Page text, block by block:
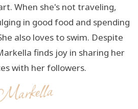
When she's not traveling,
in good food and spending
also loves to swim. Despite
finds joy in sharing her
with her followers.